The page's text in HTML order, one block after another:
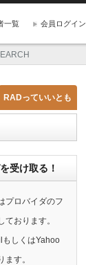
一覧 会員ログイン
RADっていいとも
受け取る！
プロバイダのフ
ております。
もしくはYahoo
す。